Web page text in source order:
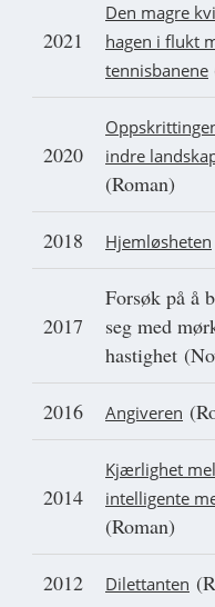
2021
Den magre
hagen i flukt
tennisbanene
2020
indre
(Roman)
2018 Hjemløsheten
2017
Forsøk på å
seg med
hastighet
2016 Angiveren
2014
Kjærlighet
intelligente
(Roman)
2012 Dilettanten